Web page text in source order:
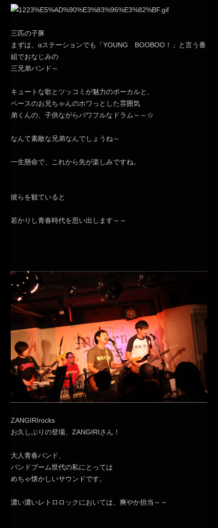
三匹の子豚
まずは、αステーションでも「YOUNG BOOBOO！」と言う番
組でおなじみの
三兄弟バンド～
キュートな歌とツッコミが魅力のボーカルと、
ベースのお兄ちゃんのホワっとした雰囲気
弟くんの、子供ながらパワフルなドラム～～☆
なんて素敵な兄弟なんでしょうね～
一生懸命で、これから先が楽しみですね。
彼らを観ていると
若かりし青春時代を思い出します～～
ZANGIRIrocks
お久しぶりの登場、ZANGIRIさん！
大人青春バンド、
バンドブーム世代の私にとっては
めちゃ懐かしいサウンドです。
濃い濃いレトロロックにおいては、爽やか担当～～